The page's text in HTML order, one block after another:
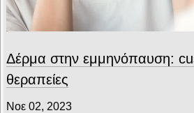
Δέρμα στην εμμηνόπαυση:
θεραπείες
Νοε 02, 2023